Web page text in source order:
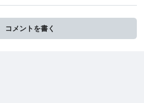
コメントを書く